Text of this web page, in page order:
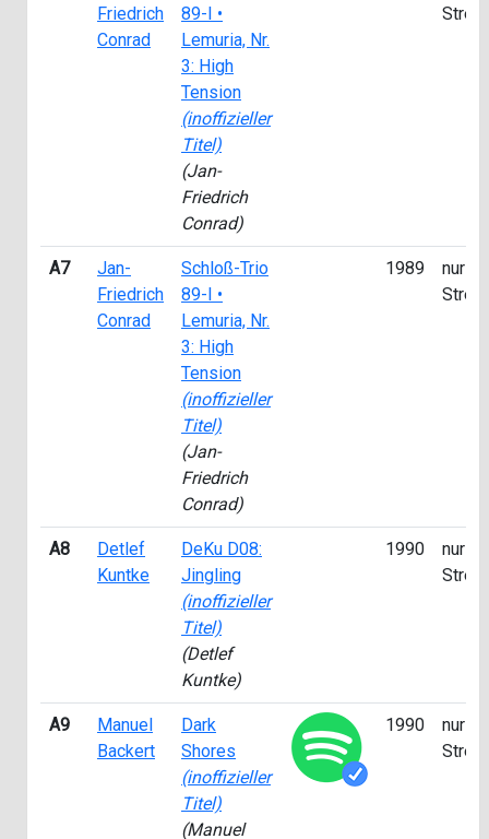
Friedrich
Conrad
89-I •
Lemuria, Nr.
3: High
Tension
(inoffizieller
Titel)
(Jan-
Friedrich
Conrad)
A7
Jan-
Friedrich
Conrad
Schloß-Trio
89-I •
Lemuria, Nr.
3: High
Tension
(inoffizieller
Titel)
(Jan-
Friedrich
Conrad)
1989
nur für
A8
Detlef
Kuntke
DeKu D08:
Jingling
(inoffizieller
Titel)
(Detlef
Kuntke)
1990
nur für
A9
Manuel
Backert
Dark
Shores
(inoffizieller
Titel)
(Manuel
1990
nur für